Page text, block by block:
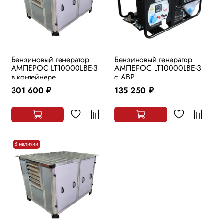
Бензиновый генератор
АМПЕРОС LT10000LBE-3
в контейнере
301 600 руб.
Бензиновый генератор
АМПЕРОС LT10000LBE-3
с АВР
135 250 руб.
В наличии